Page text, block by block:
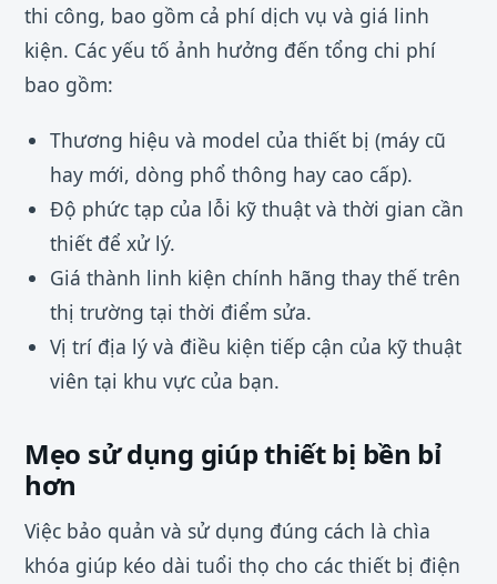
thi công, bao gồm cả phí dịch vụ và giá linh
kiện. Các yếu tố ảnh hưởng đến tổng chi phí
bao gồm:
Thương hiệu và model của thiết bị (máy cũ
hay mới, dòng phổ thông hay cao cấp).
Độ phức tạp của lỗi kỹ thuật và thời gian cần
thiết để xử lý.
Giá thành linh kiện chính hãng thay thế trên
thị trường tại thời điểm sửa.
Vị trí địa lý và điều kiện tiếp cận của kỹ thuật
viên tại khu vực của bạn.
Mẹo sử dụng giúp thiết bị bền bỉ
hơn
Việc bảo quản và sử dụng đúng cách là chìa
khóa giúp kéo dài tuổi thọ cho các thiết bị điện